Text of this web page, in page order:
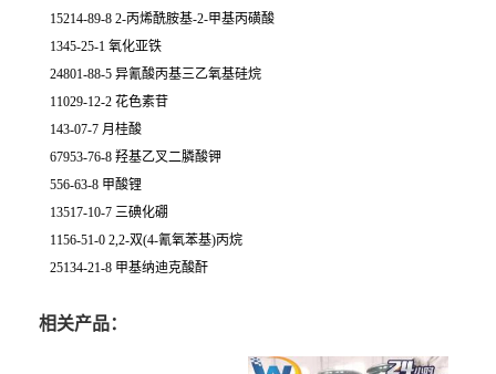
15214-89-8 2-丙烯酰胺基-2-甲基丙磺酸
1345-25-1 氧化亚铁
24801-88-5 异氰酸丙基三乙氧基硅烷
11029-12-2 花色素苷
143-07-7 月桂酸
67953-76-8 羟基乙叉二膦酸钾
556-63-8 甲酸锂
13517-10-7 三碘化硼
1156-51-0 2,2-双(4-氰氧苯基)丙烷
25134-21-8 甲基纳迪克酸酐
相关产品：